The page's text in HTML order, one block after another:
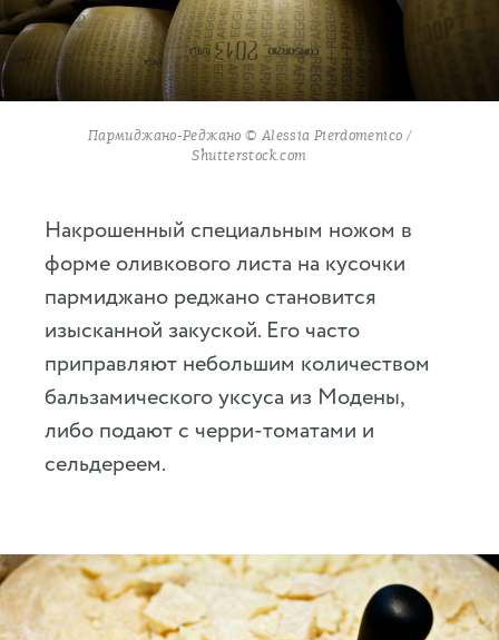
Пармиджано-Реджано © Alessia Pierdomenico /
Shutterstock.com
Накрошенный специальным ножом в
форме оливкового листа на кусочки
пармиджано реджано становится
изысканной закуской. Его часто
приправляют небольшим количеством
бальзамического уксуса из Модены,
либо подают с черри-томатами и
сельдереем.